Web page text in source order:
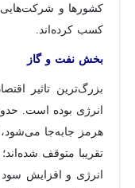
کشورها و شرکت‌هایی
کسب کرده‌اند.
بخش نفت و گاز
بزرگ‌ترین تاثیر
انرژی بوده است.
هرمز جابه‌جا می‌شود،
تقریبا متوقف
انرژی و افزایش